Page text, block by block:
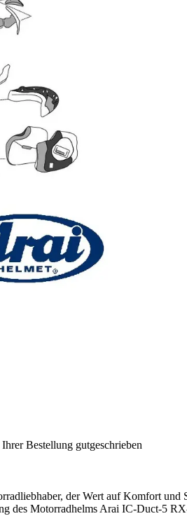
Bestellung gutgeschrieben
der Wert auf Komfort
des Motorradhelms Arai IC-Duct-5